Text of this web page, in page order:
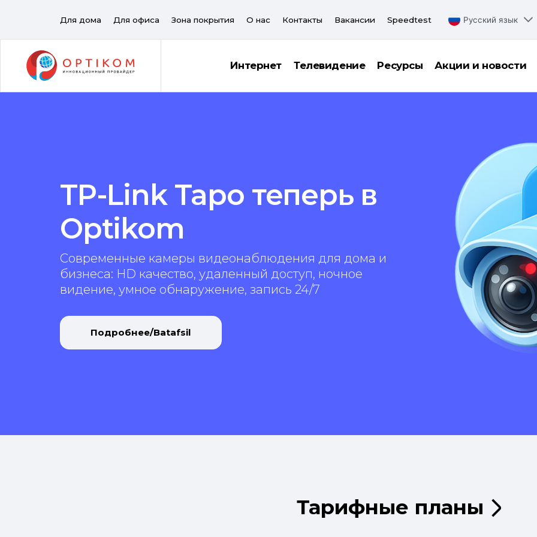
Для дома Для офиса Зона покрытия О нас Контакты Вакансии Speedtest Русский язык
Интернет Телевидение Ресурсы Акции и новости
TP-Link Tapo теперь в
Optikom
Современные камеры видеонаблюдения для дома и
бизнеса: HD качество, удаленный доступ, ночное
видение, умное обнаружение, запись 24/7
Подробнее/Batafsil
Тарифные планы